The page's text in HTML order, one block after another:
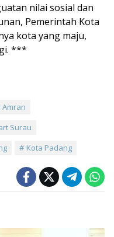
nilai sosial dan
Pemerintah Kota
kota yang maju,
***
Amran
Surau
Kota Padang